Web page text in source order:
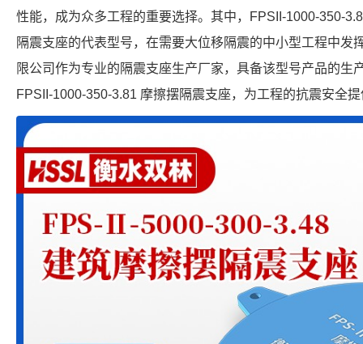
性能，成为众多工程的重要选择。其中，FPSII-1000-350-
隔震支座的代表型号，在需要大位移隔震的中小型工程中发
限公司作为专业的隔震支座生产厂家，具备该型号产品的生
FPSII-1000-350-3.81 摩擦摆隔震支座，为工程的抗震安全